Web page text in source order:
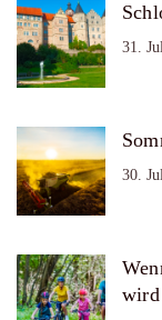
31.
30.
wird